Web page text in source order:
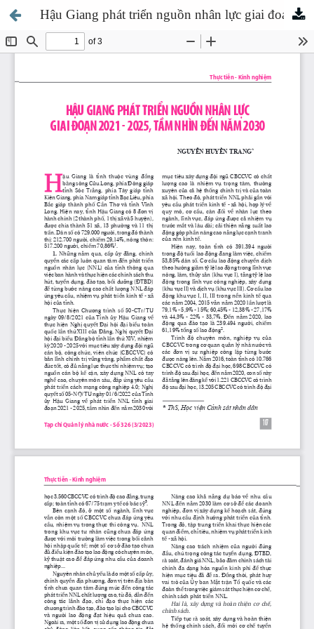
Hậu Giang phát triển nguồn nhân lực giai đoạn 2021 - 2025, tầm nhìn đến năm 2030